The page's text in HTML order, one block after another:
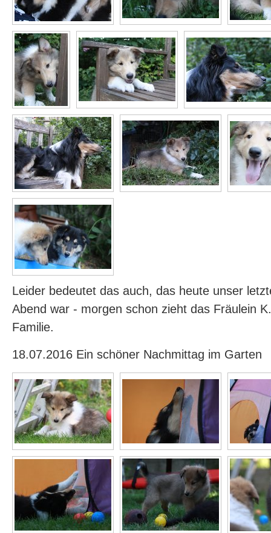
Leider bedeutet das auch, das heute unser
Abend war - morgen schon zieht das Fräulein
Familie.
18.07.2016 Ein schöner Nachmittag im Garten